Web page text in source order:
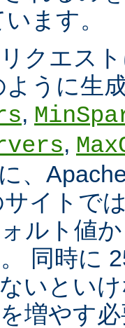
ます。
クエス
ように生
,
,
、
イトで
ルト値
同時に
いとい
を増やす